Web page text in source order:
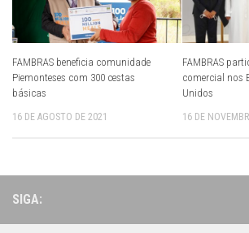
FAMBRAS beneficia comunidade
Piemonteses com 300 cestas
básicas
16 DE AGOSTO DE 2021
FAMBRAS
comercial nos
Unidos
16 DE
SIGA: